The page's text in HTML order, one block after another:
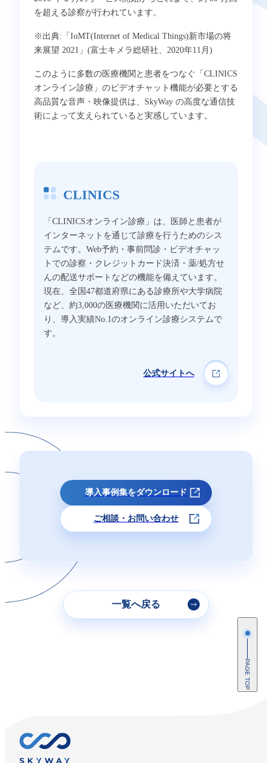
を超える診察が行われています。
※出典:「IoMT(Internet of Medical Things)新市場の将
来展望 2021」(富士キメラ総研社、2020年11月)
このように多数の医療機関と患者をつなぐ「CLINICS
オンライン診療」のビデオチャット機能が必要とする
高品質な音声・映像提供は、SkyWay の高度な通信技
術によって支えられていると実感しています。
CLINICS
「CLINICSオンライン診療」は、医師と患者が
インターネットを通じて診療を行うためのシス
テムです。Web予約・事前問診・ビデオチャッ
トでの診察・クレジットカード決済・薬/処方せ
んの配送サポートなどの機能を備えています。
現在、全国47都道府県にある診療所や大学病院
など、約3,000の医療機関に活用いただいてお
り、導入実績No.1のオンライン診療システムで
す。
公式サイトへ
導入事例集をダウンロード
ご相談・お問い合わせ
一覧へ戻る
PAGE TOP